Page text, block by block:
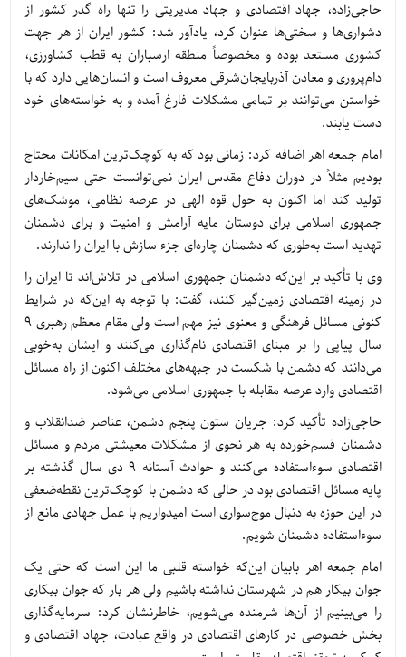
حاجی‌زاده، جهاد اقتصادی و جهاد مدیریتی را تنها راه گذر کشور از
دشواری‌ها و سختی‌ها عنوان کرد، یادآور شد: کشور ایران از هر جهت
کشوری مستعد بوده و مخصوصاً منطقه ارسباران به قطب کشاورزی،
دام‌پروری و معادن آذربایجان‌شرقی معروف است و انسان‌هایی دارد که با
خواستن می‌توانند بر تمامی مشکلات فارغ آمده و به خواسته‌های خود
دست یابند.
امام جمعه اهر اضافه کرد: زمانی بود که به کوچک‌ترین امکانات محتاج
بودیم مثلاً در دوران دفاع مقدس ایران نمی‌توانست حتی سیم‌خاردار
تولید کند اما اکنون به حول قوه الهی در عرصه نظامی، موشک‌های
جمهوری اسلامی برای دوستان مایه آرامش و امنیت و برای دشمنان
تهدید است به‌طوری که دشمنان چاره‌ای جزء سازش با ایران را ندارند.
وی با تأکید بر این‌که دشمنان جمهوری اسلامی در تلاش‌اند تا ایران را
در زمینه اقتصادی زمین‌گیر کنند، گفت: با توجه به این‌که در شرایط
کنونی مسائل فرهنگی و معنوی نیز مهم است ولی مقام معظم رهبری 9
سال پیاپی را بر مبنای اقتصادی نام‌گذاری می‌کنند و ایشان به‌خوبی
می‌دانند که دشمن با شکست در جبهه‌های مختلف اکنون از راه مسائل
اقتصادی وارد عرصه مقابله با جمهوری اسلامی می‌شود.
حاجی‌زاده تأکید کرد: جریان ستون پنجم دشمن، عناصر ضدانقلاب و
دشمنان قسم‌خورده به هر نحوی از مشکلات معیشتی مردم و مسائل
اقتصادی سوءاستفاده می‌کنند و حوادث آستانه 9 دی سال گذشته بر
پایه مسائل اقتصادی بود در حالی که دشمن با کوچک‌ترین نقطه‌ضعفی
در این حوزه به دنبال موج‌سواری است امیدواریم با عمل جهادی مانع از
سوءاستفاده دشمنان شویم.
امام جمعه اهر بابیان این‌که خواسته قلبی ما این است که حتی یک
جوان بیکار هم در شهرستان نداشته باشیم ولی هر بار که جوان بیکاری
را می‌بینیم از آن‌ها شرمنده می‌شویم، خاطرنشان کرد: سرمایه‌گذاری
بخش خصوصی در کارهای اقتصادی در واقع عبادت، جهاد اقتصادی و